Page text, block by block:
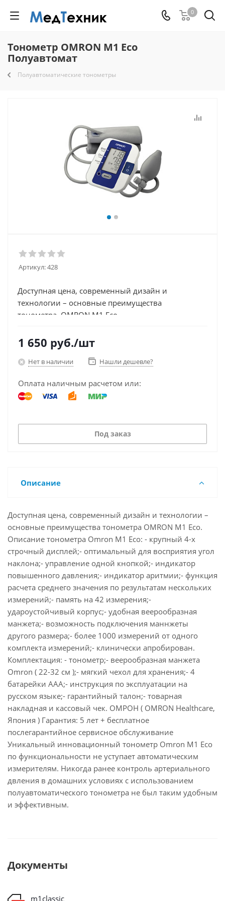
0
Тонометр OMRON M1 Eco
Полуавтомат
Полуавтоматические тонометры
Артикул:428
Доступная цена, современный дизайн и
технологии – основные преимущества
тонометра OMRON M1 Eco.
1 650 руб./шт
Нет в наличии Нашли дешевле?
Оплата наличным расчетом или:
Под заказ
Описание
Доступная цена, современный дизайн и технологии –
основные преимущества тонометра OMRON M1 Eco.
Описание тонометра Omron M1 Eco: - крупный 4-х
строчный дисплей;- оптимальный для восприятия угол
наклона;- управление одной кнопкой;- индикатор
повышенного давления;- индикатор аритмии;- функция
расчета среднего значения по результатам нескольких
измерений;- память на 42 измерения;-
удароустойчивый корпус;- удобная веерообразная
манжета;- возможность подключения маннжеты
другого размера;- более 1000 измерений от одного
комплекта измерений;- клинически апробирован.
Комплектация: - тонометр;- веерообразная манжета
Omron ( 22-32 см );- мягкий чехол для хранения;- 4
батарейки ААА;- инструкция по эксплуатации на
русском языке;- гарантийный талон;- товарная
накладная и кассовый чек. ОМРОН ( OMRON Healthcare,
Япония ) Гарантия: 5 лет + бесплатное
послегарантийное сервисное обслуживание
Уникальный инновационный тонометр Omron M1 Eco
по функциональности не уступает автоматическим
измерителям. Никогда ранее контроль артериального
двления в домашних условиях с использованием
полуавтоматического тонометра не был таким удобным
и эффективным.
Документы
m1classic